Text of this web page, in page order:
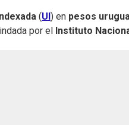
(UI ) en pesos
por el Instituto